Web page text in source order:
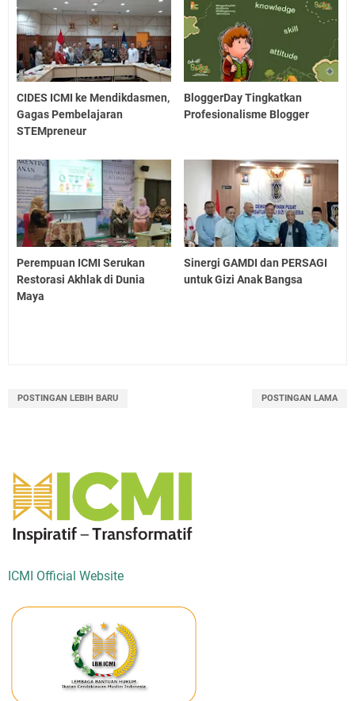
CIDES ICMI ke Mendikdasmen,
Gagas Pembelajaran
STEMpreneur
BloggerDay Tingkatkan
Profesionalisme Blogger
Perempuan ICMI Serukan
Restorasi Akhlak di Dunia
Maya
Sinergi GAMDI dan PERSAGI
untuk Gizi Anak Bangsa
POSTINGAN LEBIH BARU POSTINGAN LAMA
ICMI Official Website